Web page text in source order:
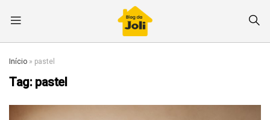
Início » pastel
Tag: pastel